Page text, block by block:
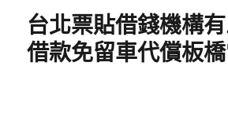
台北票貼借錢機構
借款免留車代償板